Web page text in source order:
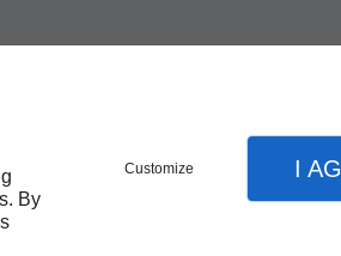
By
Customize I